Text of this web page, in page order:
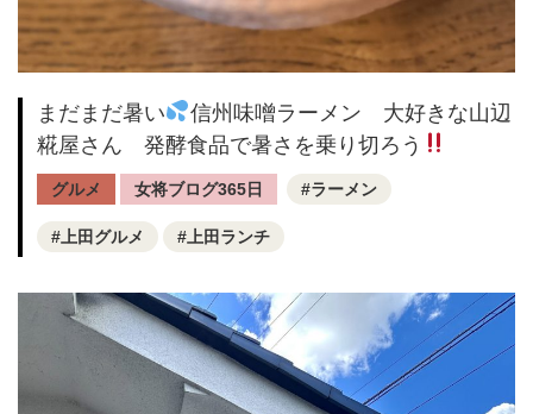
まだまだ暑い
信州味噌ラーメン 大好きな山辺
糀屋さん 発酵食品で暑さを乗り切ろう
グルメ 女将ブログ365日 ラーメン
上田グルメ 上田ランチ